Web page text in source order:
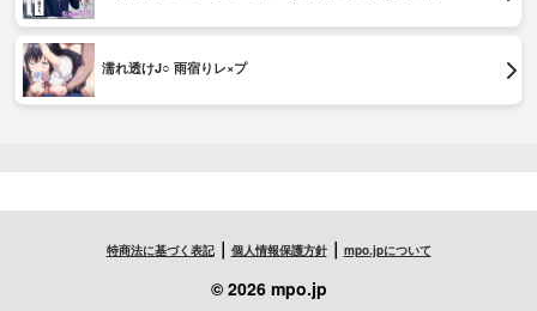
濡れ透けJ○ 雨宿りレ×プ
特商法に基づく表記｜ 個人情報保護方針｜ mpo.jpについて
© 2026 mpo.jp